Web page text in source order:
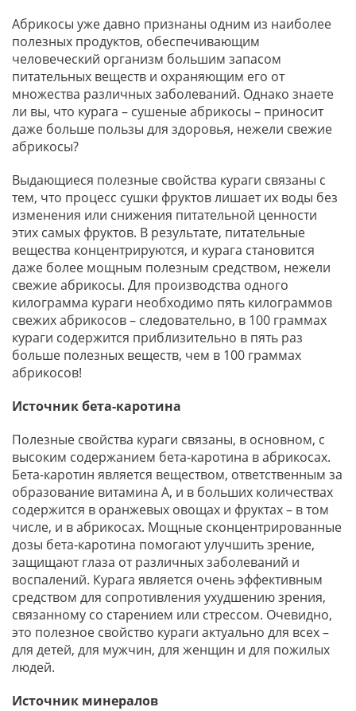
Абрикосы уже давно признаны одним из наиболее
полезных продуктов, обеспечивающим
человеческий организм большим запасом
питательных веществ и охраняющим его от
множества различных заболеваний. Однако знаете
ли вы, что курага – сушеные абрикосы – приносит
даже больше пользы для здоровья, нежели свежие
абрикосы?
Выдающиеся полезные свойства кураги связаны с
тем, что процесс сушки фруктов лишает их воды без
изменения или снижения питательной ценности
этих самых фруктов. В результате, питательные
вещества концентрируются, и курага становится
даже более мощным полезным средством, нежели
свежие абрикосы. Для производства одного
килограмма кураги необходимо пять килограммов
свежих абрикосов – следовательно, в 100 граммах
кураги содержится приблизительно в пять раз
больше полезных веществ, чем в 100 граммах
абрикосов!
Источник бета-каротина
Полезные свойства кураги связаны, в основном, с
высоким содержанием бета-каротина в абрикосах.
Бета-каротин является веществом, ответственным за
образование витамина А, и в больших количествах
содержится в оранжевых овощах и фруктах – в том
числе, и в абрикосах. Мощные сконцентрированные
дозы бета-каротина помогают улучшить зрение,
защищают глаза от различных заболеваний и
воспалений. Курага является очень эффективным
средством для сопротивления ухудшению зрения,
связанному со старением или стрессом. Очевидно,
это полезное свойство кураги актуально для всех –
для детей, для мужчин, для женщин и для пожилых
людей.
Источник минералов